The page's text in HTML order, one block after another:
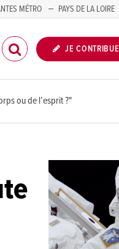
MÉTRO PAYS DE LA LOIRE
JE CONTRIBUE
ou de l’esprit ?"